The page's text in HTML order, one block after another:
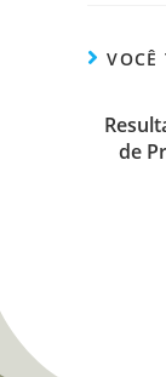
e
o
o
VOCÊ
de